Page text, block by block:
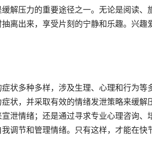
压力的重要途径之一。无论是阅读、
离出来，享受片刻的宁静和乐趣。兴
多种多样，涉及生理、心理和行为等
状，并采取有效的情绪发泄策略来缓
泄情绪；还是通过寻求专业心理咨询
调节和管理情绪。只有这样，才能在